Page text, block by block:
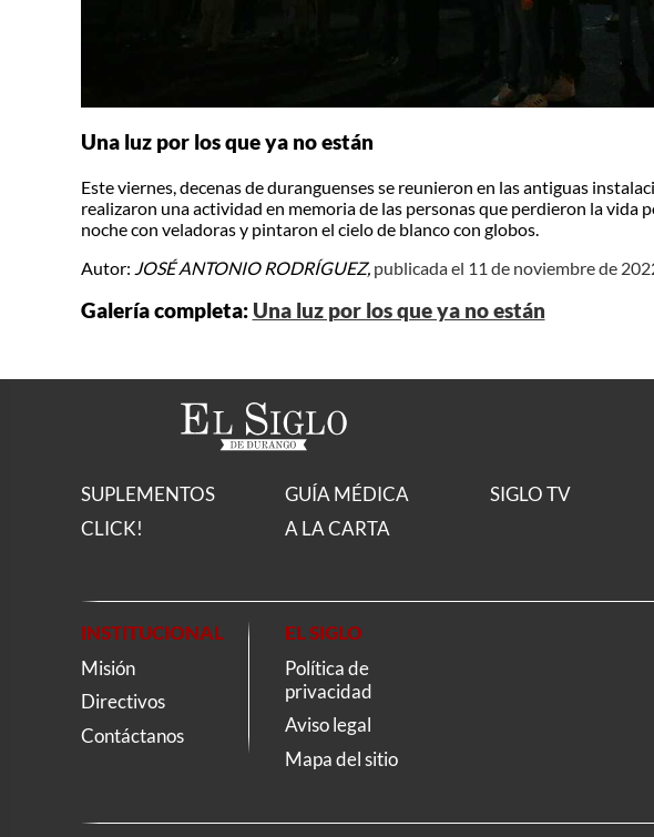
Una luz por los que ya no están
Este viernes, decenas de duranguenses se reunieron en las antiguas
realizaron una actividad en memoria de las personas que perdieron la vida
noche con veladoras y pintaron el cielo de blanco con globos.
Autor: JOSÉ ANTONIO RODRÍGUEZ, publicada el 11 de noviembre de
Galería completa: Una luz por los que ya no están
SUPLEMENTOS
CLICK!
GUÍA MÉDICA
A LA CARTA
SIGLO TV
INSTITUCIONAL
Misión
Directivos
Contáctanos
EL SIGLO
Política de
privacidad
Aviso legal
Mapa del sitio